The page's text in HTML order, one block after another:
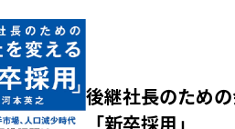
後継社長のための
「新卒採用」